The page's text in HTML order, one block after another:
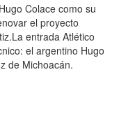
Colace como su
el proyecto
entrada Atlético
el argentino Hugo
de Michoacán.